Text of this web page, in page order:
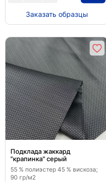
Заказать образцы
Подклада жаккард
"крапинка" серый
55 % полиэстер 45 % вискоза;
90 гр/м2